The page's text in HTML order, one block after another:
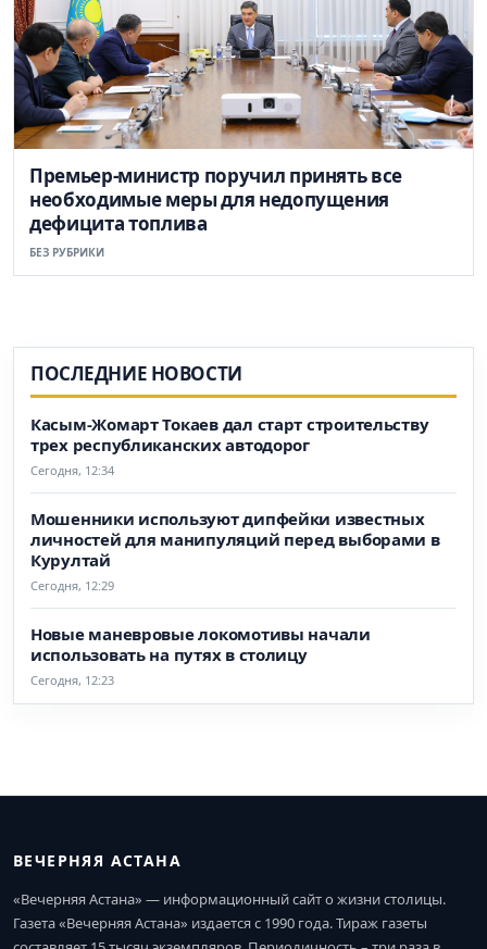
Премьер-министр поручил принять все
необходимые меры для недопущения
дефицита топлива
БЕЗ РУБРИКИ
ПОСЛЕДНИЕ НОВОСТИ
Касым-Жомарт Токаев дал старт строительству
трех республиканских автодорог
Сегодня, 12:34
Мошенники используют дипфейки известных
личностей для манипуляций перед выборами в
Курултай
Сегодня, 12:29
Новые маневровые локомотивы начали
использовать на путях в столицу
Сегодня, 12:23
ВЕЧЕРНЯЯ АСТАНА
«Вечерняя Астана» — информационный сайт о жизни столицы.
Газета «Вечерняя Астана» издается с 1990 года. Тираж газеты